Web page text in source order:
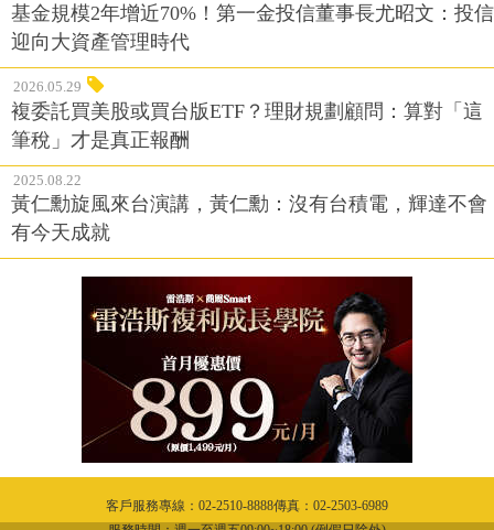
基金規模2年增近70%！第一金投信董事長尤昭文：投信
迎向大資產管理時代
2026.05.29
複委託買美股或買台版ETF？理財規劃顧問：算對「這
筆稅」才是真正報酬
2025.08.22
黃仁勳旋風來台演講，黃仁勳：沒有台積電，輝達不會
有今天成就
客戶服務專線：02-2510-8888傳真：02-2503-6989